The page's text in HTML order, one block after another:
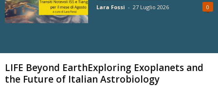
Lara Fossi - 27 Luglio 2026 0
LIFE Beyond EarthExploring Exoplanets and
the Future of Italian Astrobiology